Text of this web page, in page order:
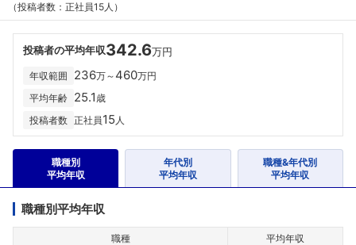
（投稿者数：正社員15人）
投稿者の平均年収342.6万円
年収範囲 236万～ 460万円
平均年齢 25.1 歳
投稿者数 正社員15 人
職種別
平均年収
年代別
平均年収
職種&年代別
平均年収
職種別平均年収
職種
平均年収